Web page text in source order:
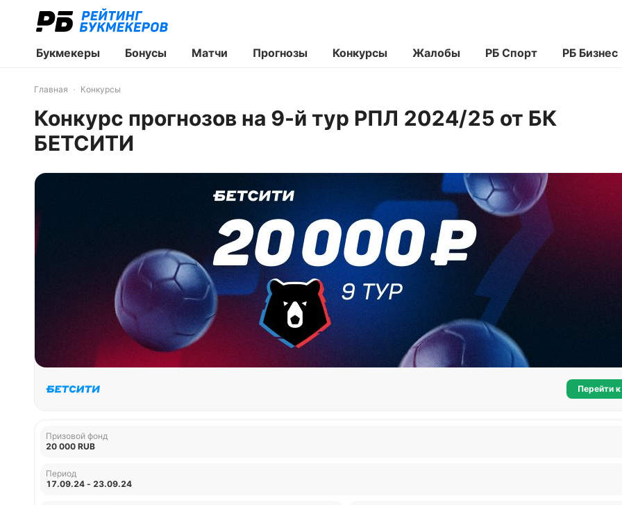
Букмекеры Бонусы Матчи Прогнозы Конкурсы Жалобы РБ Спорт РБ Бизнес
Главная Конкурсы
Конкурс прогнозов на 9-й тур РПЛ 2024/25 от БК
БЕТСИТИ
Перейти
Призовой фонд
20 000 RUB
Период
17.09.24 - 23.09.24